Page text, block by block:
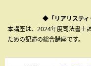
◆「リアリステ
本講座は、2024年度司法書士
ための記述の総合講座です。